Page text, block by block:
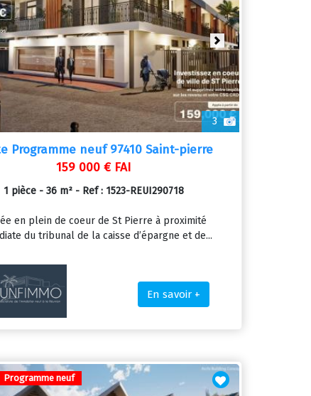
3
Next
Programme neuf 97410 Saint-pierre
159 000 € FAI
1 pièce - 36 m² - Ref : 1523-REUI290718
en plein de coeur de St Pierre à proximité
du tribunal de la caisse d’épargne et de...
En savoir +
Programme neuf